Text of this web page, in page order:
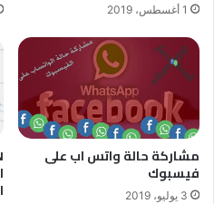
1 أغسطس، 2019
مشاركة حالة واتس اب على
فيسبوك
3 يوليو، 2019